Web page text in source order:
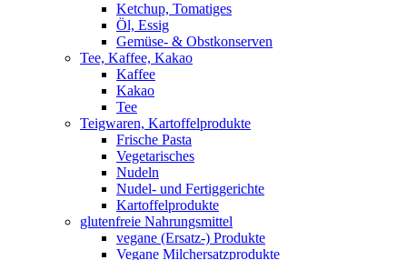
Ketchup, Tomatiges
Öl, Essig
Gemüse- & Obstkonserven
Tee, Kaffee, Kakao
Kaffee
Kakao
Tee
Teigwaren, Kartoffelprodukte
Frische Pasta
Vegetarisches
Nudeln
Nudel- und Fertiggerichte
Kartoffelprodukte
glutenfreie Nahrungsmittel
vegane (Ersatz-) Produkte
Vegane Milchersatzprodukte